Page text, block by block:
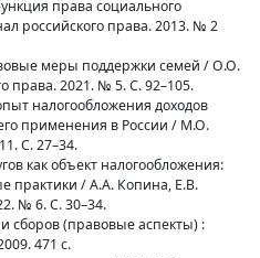
права социального
российского права. 2013. № 2
меры поддержки семей / О.О.
права. 2021. № 5. С. 92–105.
налогообложения доходов
применения в России / М.О.
С. 27–34.
как объект налогообложения:
практики / А.А. Копина, Е.В.
№ 6. С. 30–34.
сборов (правовые аспекты) :
471 с.